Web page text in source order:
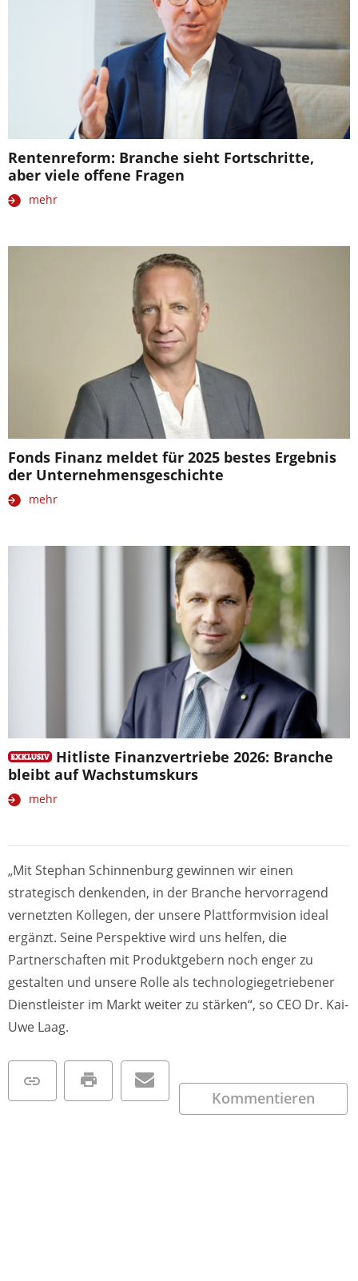
Rentenreform: Branche sieht Fortschritte,
aber viele offene Fragen
mehr
Fonds Finanz meldet für 2025 bestes Ergebnis
der Unternehmensgeschichte
mehr
Hitliste Finanzvertriebe 2026: Branche
bleibt auf Wachstumskurs
mehr
„Mit Stephan Schinnenburg gewinnen wir einen
strategisch denkenden, in der Branche hervorragend
vernetzten Kollegen, der unsere Plattformvision ideal
ergänzt. Seine Perspektive wird uns helfen, die
Partnerschaften mit Produktgebern noch enger zu
gestalten und unsere Rolle als technologiegetriebener
Dienstleister im Markt weiter zu stärken“, so CEO Dr. Kai-
Uwe Laag.
Kommentieren